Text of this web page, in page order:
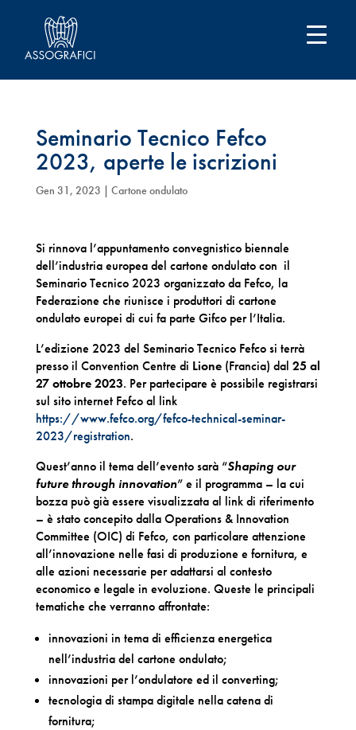
Seminario Tecnico Fefco
2023, aperte le iscrizioni
Gen 31, 2023 | Cartone ondulato
Si rinnova l’appuntamento convegnistico biennale
dell’industria europea del cartone ondulato con il
Seminario Tecnico 2023 organizzato da Fefco, la
Federazione che riunisce i produttori di cartone
ondulato europei di cui fa parte Gifco per l’Italia.
L’edizione 2023 del Seminario Tecnico Fefco si terrà
presso il Convention Centre di Lione(Francia) dal 25 al
27 ottobre 2023. Per partecipare è possibile registrarsi
sul sito internet Fefco al link
https://www.fefco.org/fefco-technical-seminar-
2023/registration.
Quest’anno il tema dell’evento sarà “Shaping our
future through innovation” e il programma – la cui
bozza può già essere visualizzata al link di riferimento
– è stato concepito dalla Operations & Innovation
Committee (OIC) di Fefco, con particolare attenzione
all’innovazione nelle fasi di produzione e fornitura, e
alle azioni necessarie per adattarsi al contesto
economico e legale in evoluzione. Queste le principali
tematiche che verranno affrontate:
innovazioni in tema di efficienza energetica
nell’industria del cartone ondulato;
innovazioni per l’ondulatore ed il converting;
tecnologia di stampa digitale nella catena di
fornitura;